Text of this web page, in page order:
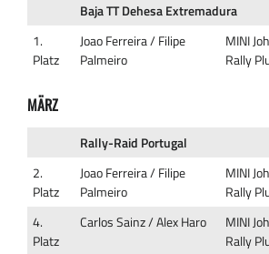
Baja TT Dehesa Extremadura
1.
Platz
Joao Ferreira / Filipe
Palmeiro
MINI
Rally
MÄRZ
Rally-Raid Portugal
2.
Platz
Joao Ferreira / Filipe
Palmeiro
MINI
Rally
4.
Platz
Carlos Sainz / Alex Haro
MINI
Rally